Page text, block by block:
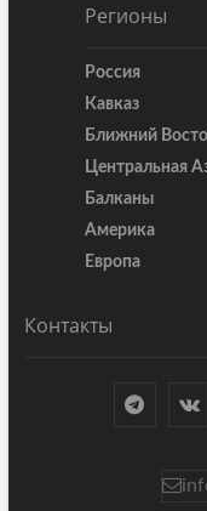
Регионы
Россия
Кавказ
Ближний
Центральная
Балканы
Америка
Европа
Контакты